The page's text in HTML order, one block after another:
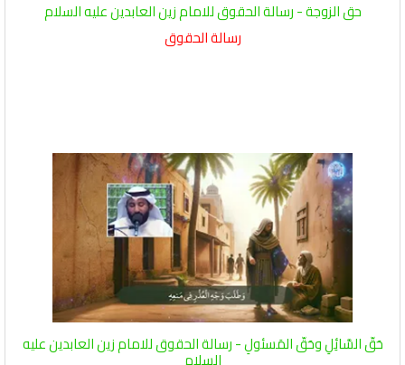
حق الزوجة - رسالة الحقوق للامام زين العابدين عليه السلام
رسالة الحقوق
حَقّ السَّائِلِ وحَقّ المَسئولِ - رسالة الحقوق للامام زين العابدين عليه